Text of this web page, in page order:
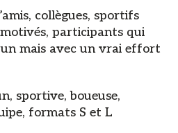
collègues, sportifs
participants qui
mais avec un vrai effort
sportive, boueuse,
formats S et L